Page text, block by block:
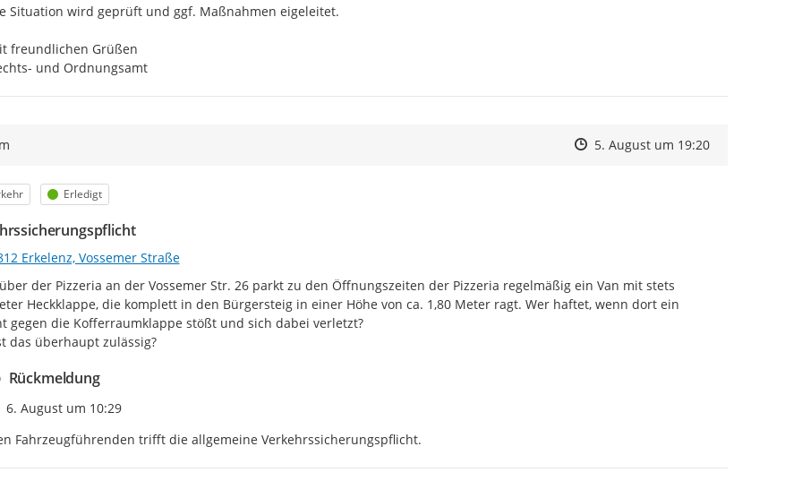
Situation wird geprüft und ggf. Maßnahmen eigeleitet.
freundlichen Grüßen
und Ordnungsamt
Zeitpunkt des Erstellens
Zeitpunkt des Erstellens
5. August um 19:20Zur Äußerung
Status
Erledigt
Erkelenz, Vossemer Straße
der Pizzeria an der Vossemer Str. 26 parkt zu den Öffnungszeiten der Pizzeria regelmäßig ein Van mit stets
Heckklappe, die komplett in den Bürgersteig in einer Höhe von ca. 1,80 Meter ragt. Wer haftet, wenn dort ein
gegen die Kofferraumklappe stößt und sich dabei verletzt?
das überhaupt zulässig?
Rückmeldung
Zeitpunkt des Erstellens
6. August um 10:29
Fahrzeugführenden trifft die allgemeine Verkehrssicherungspflicht.